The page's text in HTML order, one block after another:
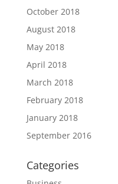
October 2018
August 2018
May 2018
April 2018
March 2018
February 2018
January 2018
September 2016
Categories